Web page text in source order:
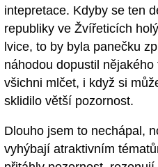
intepretace. Kdyby se ten
republiky ve Žvířeticích
lvice, to by byla panečku
náhodou dopustil
všichni mlčet, i když si
sklidilo větší pozornost.
Dlouho jsem to nechápal,
vyhýbají atraktivním